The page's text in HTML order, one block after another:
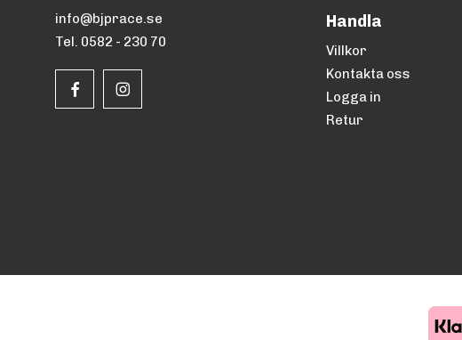
info@bjprace.se
Tel. 0582 - 230 70
Handla
Villkor
Kontakta oss
Logga in
Retur